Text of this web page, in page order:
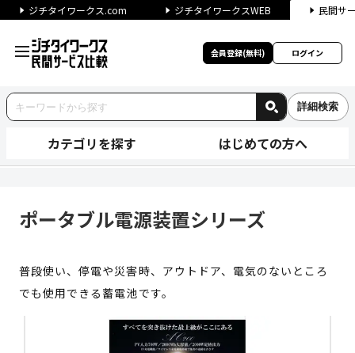
ジチタイワークス.com ジチタイワークスWEB 民間サ
会員登録(無料) ログイン
詳細検索
カテゴリを探す はじめての方へ
ポータブル電源装置シリーズ
普段使い、停電や災害時、アウトドア、電気のないところ
でも使用できる蓄電池です。